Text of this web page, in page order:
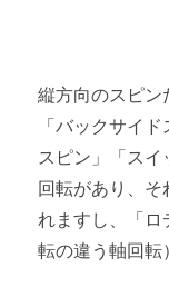
縦方向のスピン
「バックサイ
スピン」「ス
回転があり、そ
れますし、「ロ
転の違う軸回転